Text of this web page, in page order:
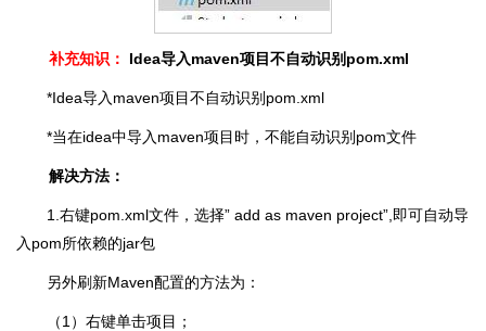
补充知识： Idea导入maven项目不自动识别pom.xml
*Idea导入maven项目不自动识别pom.xml
*当在idea中导入maven项目时，不能自动识别pom文件
解决方法：
1.右键pom.xml文件，选择” add as maven project”,即可自动导
入pom所依赖的jar包
另外刷新Maven配置的方法为：
（1）右键单击项目；